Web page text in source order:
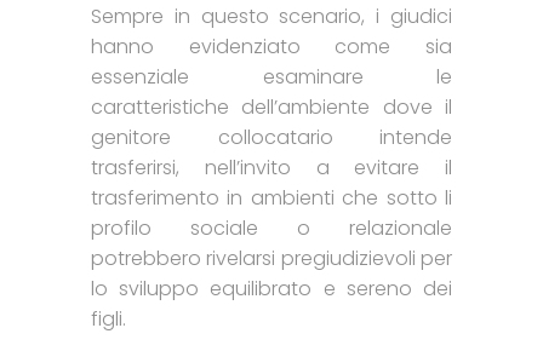
Sempre in questo scenario, i giudici
hanno evidenziato come sia
essenziale esaminare le
caratteristiche dell’ambiente dove il
genitore collocatario intende
trasferirsi, nell’invito a evitare il
trasferimento in ambienti che sotto li
profilo sociale o relazionale
potrebbero rivelarsi pregiudizievoli per
lo sviluppo equilibrato e sereno dei
figli.